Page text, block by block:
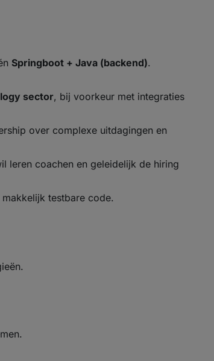
Springboot + Java (backend).
sector, bij voorkeur met integraties
over complexe uitdagingen en
leren coachen en geleidelijk de hiring
testbare code.